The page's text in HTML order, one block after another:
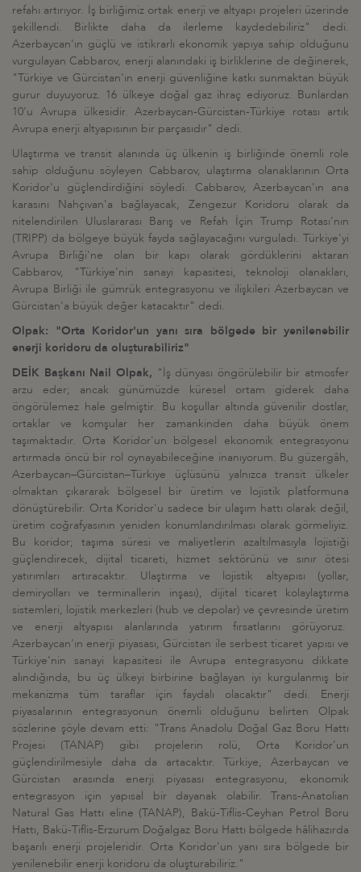
refahı artırıyor. İş birliğimiz ortak enerji ve altyapı projeleri üzerinde
şekillendi. Birlikte daha da ilerleme kaydedebiliriz" dedi.
Azerbaycan'ın güçlü ve istikrarlı ekonomik yapıya sahip olduğunu
vurgulayan Cabbarov, enerji alanındaki iş birliklerine de değinerek,
"Türkiye ve Gürcistan'ın enerji güvenliğine katkı sunmaktan büyük
gurur duyuyoruz. 16 ülkeye doğal gaz ihraç ediyoruz. Bunlardan
10'u Avrupa ülkesidir. Azerbaycan-Gürcistan-Türkiye rotası artık
Avrupa enerji altyapısının bir parçasıdır" dedi.
Ulaştırma ve transit alanında üç ülkenin iş birliğinde önemli role
sahip olduğunu söyleyen Cabbarov, ulaştırma olanaklarının Orta
Koridor'u güçlendirdiğini söyledi. Cabbarov, Azerbaycan'ın ana
karasını Nahçıvan'a bağlayacak, Zengezur Koridoru olarak da
nitelendirilen Uluslararası Barış ve Refah İçin Trump Rotası'nın
(TRIPP) da bölgeye büyük fayda sağlayacağını vurguladı. Türkiye'yi
Avrupa Birliği'ne olan bir kapı olarak gördüklerini aktaran
Cabbarov, "Türkiye'nin sanayi kapasitesi, teknoloji olanakları,
Avrupa Birliği ile gümrük entegrasyonu ve ilişkileri Azerbaycan ve
Gürcistan'a büyük değer katacaktır" dedi.
Olpak: "Orta Koridor'un yanı sıra bölgede bir yenilenebilir
enerji koridoru da oluşturabiliriz"
DEİK Başkanı Nail Olpak, "İş dünyası öngörülebilir bir atmosfer
arzu eder; ancak günümüzde küresel ortam giderek daha
öngörülemez hale gelmiştir. Bu koşullar altında güvenilir dostlar,
ortaklar ve komşular her zamankinden daha büyük önem
taşımaktadır. Orta Koridor'un bölgesel ekonomik entegrasyonu
artırmada öncü bir rol oynayabileceğine inanıyorum. Bu güzergâh,
Azerbaycan–Gürcistan–Türkiye üçlüsünü yalnızca transit ülkeler
olmaktan çıkararak bölgesel bir üretim ve lojistik platformuna
dönüştürebilir. Orta Koridor'u sadece bir ulaşım hattı olarak değil,
üretim coğrafyasının yeniden konumlandırılması olarak görmeliyiz.
Bu koridor; taşıma süresi ve maliyetlerin azaltılmasıyla lojistiği
güçlendirecek, dijital ticareti, hizmet sektörünü ve sınır ötesi
yatırımları artıracaktır. Ulaştırma ve lojistik altyapısı (yollar,
demiryolları ve terminallerin inşası), dijital ticaret kolaylaştırma
sistemleri, lojistik merkezleri (hub ve depolar) ve çevresinde üretim
ve enerji altyapısı alanlarında yatırım fırsatlarını görüyoruz.
Azerbaycan'ın enerji piyasası, Gürcistan ile serbest ticaret yapısı ve
Türkiye'nin sanayi kapasitesi ile Avrupa entegrasyonu dikkate
alındığında, bu üç ülkeyi birbirine bağlayan iyi kurgulanmış bir
mekanizma tüm taraflar için faydalı olacaktır" dedi. Enerji
piyasalarının entegrasyonun önemli olduğunu belirten Olpak
sözlerine şöyle devam etti: "Trans Anadolu Doğal Gaz Boru Hattı
Projesi (TANAP) gibi projelerin rolü, Orta Koridor'un
güçlendirilmesiyle daha da artacaktır. Türkiye, Azerbaycan ve
Gürcistan arasında enerji piyasası entegrasyonu, ekonomik
entegrasyon için yapısal bir dayanak olabilir. Trans-Anatolian
Natural Gas Hattı eline (TANAP), Bakü-Tiflis-Ceyhan Petrol Boru
Hattı, Bakü-Tiflis-Erzurum Doğalgaz Boru Hattı bölgede hâlihazırda
başarılı enerji projeleridir. Orta Koridor'un yanı sıra bölgede bir
yenilenebilir enerji koridoru da oluşturabiliriz."